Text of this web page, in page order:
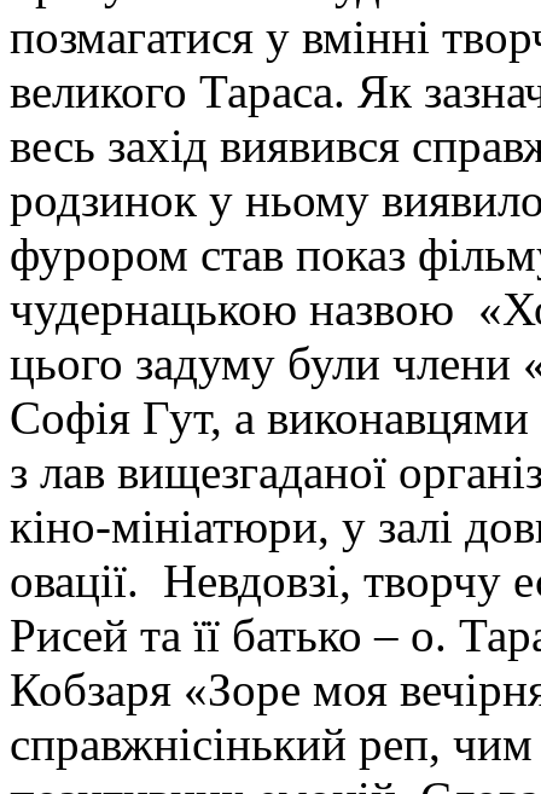
позмагатися у вмінні
великого Тараса. Як
весь захід виявився
родзинок у ньому
фурором став показ
чудернацькою назвою
цього задуму були
Софія Гут, а виконавцями
з лав вищезгаданої
кіно-мініатюри, у залі
овації. Невдовзі, творчу
Рисей та її батько – о.
Кобзаря «Зоре моя
справжнісінький реп,